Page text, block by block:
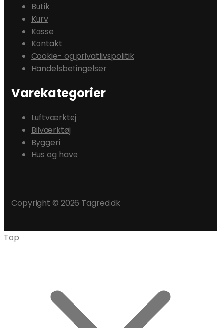
Butik
Kurv
Kasse
Kontakt
Cookie- og privatlivspolitik
Handelsbetingelser
Varekategorier
Luftværktøj
Bilværktøj
Byggeri
Hus og have
Copyright © 2026 Tagred.dk
Top